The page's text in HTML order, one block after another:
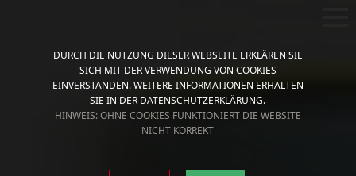
DURCH DIE NUTZUNG DIESER WEBSEITE ERKLÄREN SIE
SICH MIT DER VERWENDUNG VON COOKIES
EINVERSTANDEN. WEITERE INFORMATIONEN ERHALTEN
SIE IN DER DATENSCHUTZERKLÄRUNG.
HINWEIS: OHNE COOKIES FUNKTIONIERT DIE WEBSITE
NICHT KORREKT